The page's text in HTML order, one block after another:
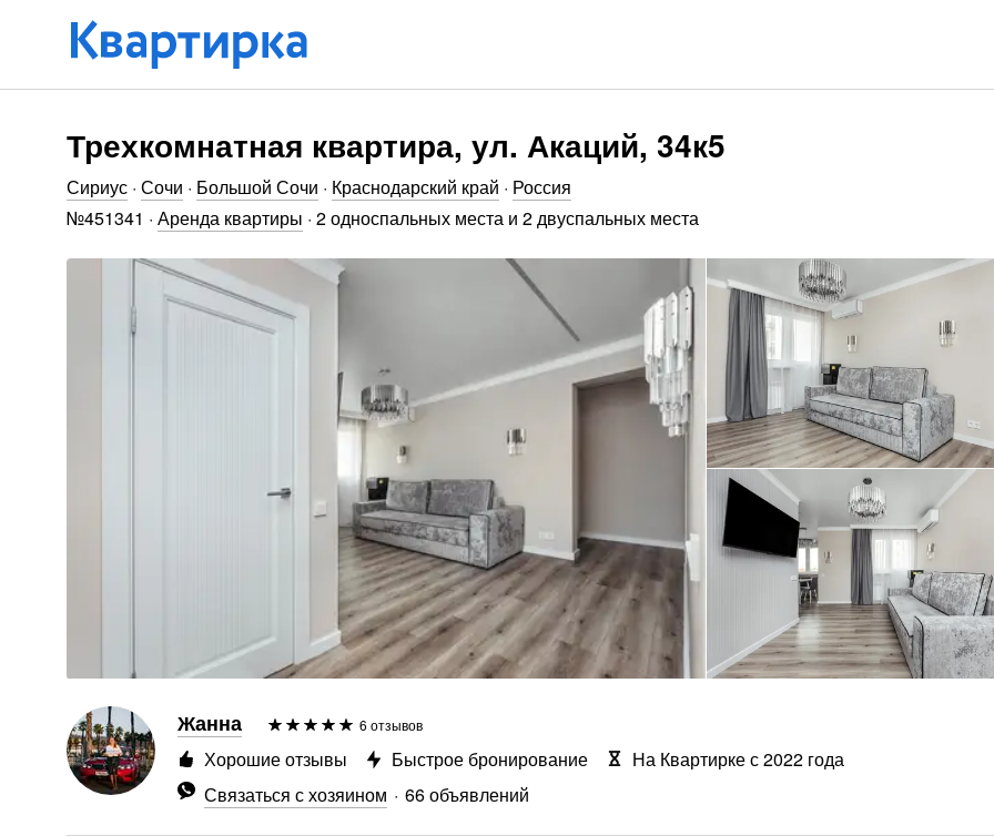
Трехкомнатная квартира, ул. Акаций, 34к5
Сириус · Сочи · Большой Сочи · Краснодарский край · Россия
№451341 · Аренда квартиры · 2 односпальных места и 2 двуспальных места
Жанна 6 отзывов
Связаться с хозяином 66 объявлений
Хорошие отзывы Быстрое бронирование На Квартирке с 2022 года